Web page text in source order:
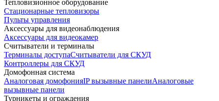
Тепловизионное оборудование
Стационарные тепловизоры
Пульты управления
Аксессуары для видеонаблюдения
Аксессуары для видеокамер
Считыватели и терминалы
Терминалы доступаСчитыватели для СКУД
Контроллеры для СКУД
Домофонная система
Аналоговая домофонияIP вызывные панелиАналоговые
вызывные панели
Турникеты и ограждения